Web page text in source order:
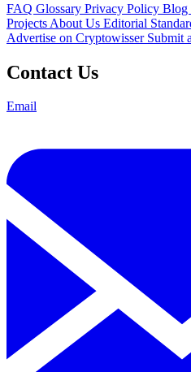
FAQ Glossary Privacy Policy Blog
Projects About Us Editorial
Advertise on Cryptowisser Submit
Contact Us
Email